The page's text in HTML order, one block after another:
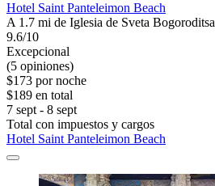
Hotel Saint Panteleimon Beach
A 1.7 mi de Iglesia de Sveta Bogoroditsa
9.6/10
Excepcional
(5 opiniones)
$173 por noche
$189 en total
7 sept - 8 sept
Total con impuestos y cargos
Hotel Saint Panteleimon Beach